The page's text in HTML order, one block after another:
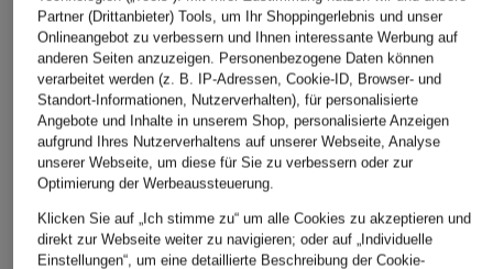
Marc O'Polo
T-Shirt
CHF 25
Ursprünglich:CHF 50
RIANI
T-Shirt aus Leinen
CHF 149
Ursprünglich:CHF 179
OPUS
CHF 50
Partner (Drittanbieter) Tools, um Ihr Shoppingerlebnis und unser
Onlineangebot zu verbessern und Ihnen interessante Werbung auf
anderen Seiten anzuzeigen. Personenbezogene Daten können
verarbeitet werden (z. B. IP-Adressen, Cookie-ID, Browser- und
Standort-Informationen, Nutzerverhalten), für personalisierte
Angebote und Inhalte in unserem Shop, personalisierte Anzeigen
aufgrund Ihres Nutzerverhaltens auf unserer Webseite, Analyse
unserer Webseite, um diese für Sie zu verbessern oder zur
Optimierung der Werbeaussteuerung.
Klicken Sie auf „Ich stimme zu“ um alle Cookies zu akzeptieren und
direkt zur Webseite weiter zu navigieren; oder auf „Individuelle
Einstellungen“, um eine detaillierte Beschreibung der Cookie-